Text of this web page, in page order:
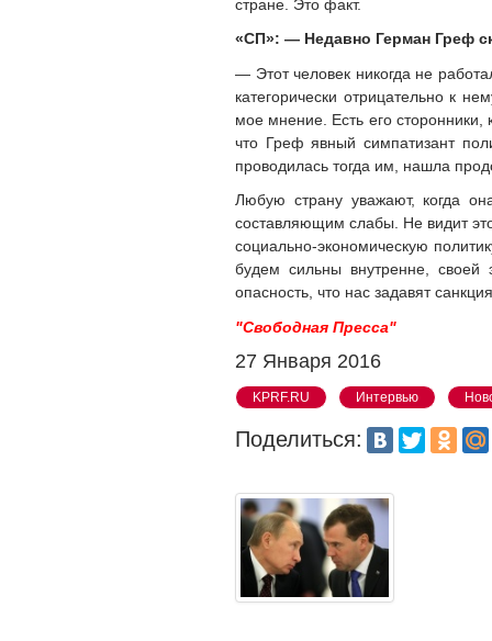
стране. Это факт.
«СП»: — Недавно Герман Греф
— Этот человек никогда не
категорически отрицательно к
мое мнение. Есть его сторонники,
что Греф явный симпатизант
проводилась тогда им, нашла
Любую страну уважают, когда
составляющим слабы. Не видит
социально-экономическую
будем сильны внутренне, своей
опасность, что нас задавят
"Свободная Пресса"
27 Января 2016
KPRF.RU Интервью
Поделиться: